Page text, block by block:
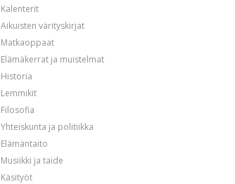
Kalenterit
Aikuisten värityskirjat
Matkaoppaat
Elämäkerrat ja muistelmat
Historia
Lemmikit
Filosofia
Yhteiskunta ja politiikka
Elämäntaito
Musiikki ja taide
Käsityöt